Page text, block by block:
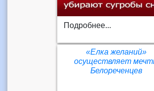
Подробнее...
«Елка желаний»
осуществляет
Белореченцев